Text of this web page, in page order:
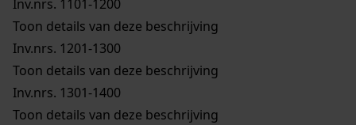
Inv.nrs. 1101-1200
Toon details van deze beschrijving
Inv.nrs. 1201-1300
Toon details van deze beschrijving
Inv.nrs. 1301-1400
Toon details van deze beschrijving